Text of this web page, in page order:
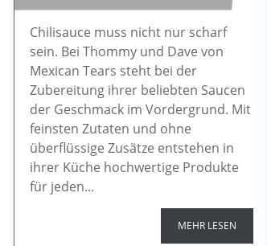
Chilisauce muss nicht nur scharf
sein. Bei Thommy und Dave von
Mexican Tears steht bei der
Zubereitung ihrer beliebten Saucen
der Geschmack im Vordergrund. Mit
feinsten Zutaten und ohne
überflüssige Zusätze entstehen in
ihrer Küche hochwertige Produkte
für jeden...
MEHR LESEN